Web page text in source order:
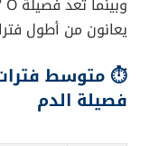
يعانون من أطول
⏱️ متوسط
فصيلة الدم